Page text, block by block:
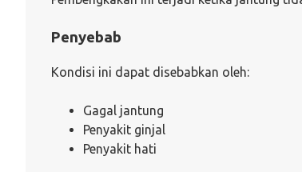
Penyebab
Kondisi ini dapat disebabkan oleh:
Gagal jantung
Penyakit ginjal
Penyakit hati